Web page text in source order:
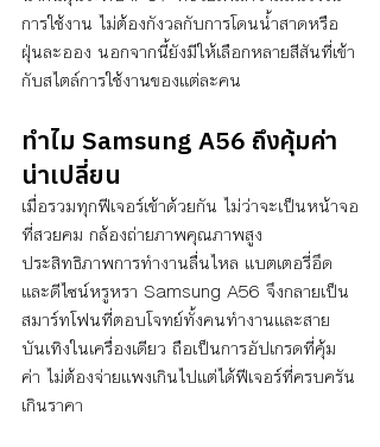
การใช้งาน ไม่ต้องกังวลกับการโดนน้ำสาดหรือ
ฝุ่นละออง นอกจากนี้ยังมีให้เลือกหลายสีสันที่เข้า
กับสไตล์การใช้งานของแต่ละคน
ทำไม Samsung A56 ถึงคุ้มค่า
น่าเปลี่ยน
เมื่อรวมทุกฟีเจอร์เข้าด้วยกัน ไม่ว่าจะเป็นหน้าจอ
ที่สวยคม กล้องถ่ายภาพคุณภาพสูง
ประสิทธิภาพการทำงานลื่นไหล แบตเตอรี่อึด
และดีไซน์หรูหรา Samsung A56 จึงกลายเป็น
สมาร์ทโฟนที่ตอบโจทย์ทั้งคนทำงานและสาย
บันเทิงในเครื่องเดียว ถือเป็นการอัปเกรดที่คุ้ม
ค่า ไม่ต้องจ่ายแพงเกินไปแต่ได้ฟีเจอร์ที่ครบครัน
เกินราคา